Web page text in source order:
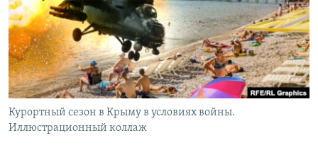
ELIFBE
УКРАИНСКАЯ ПРОБЛЕМА КРЫМА
Все сайты RFE/RL
Курортный сезон в Крыму в условиях войны.
Иллюстрационный коллаж